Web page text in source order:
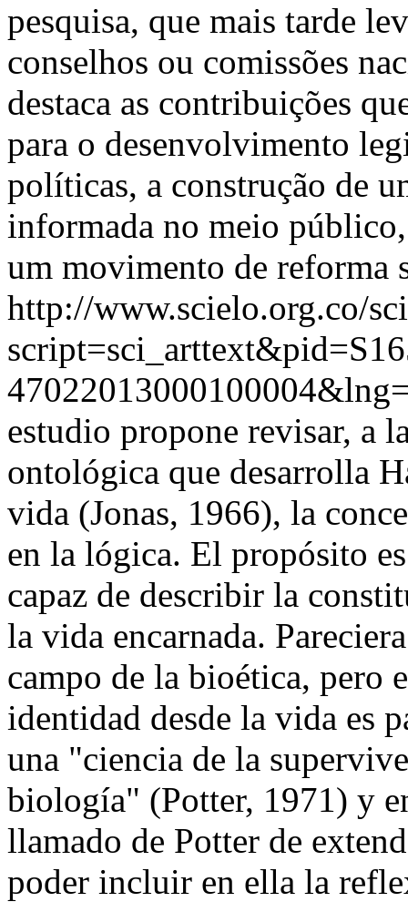
pesquisa, que mais tarde
conselhos ou comissões
destaca as contribuições
para o desenvolvimento
políticas, a construção de
informada no meio
um movimento de reforma
http://www.scielo.org.co/
estudio propone revisar, a
ontológica que desarrolla
vida (Jonas, 1966), la
en la lógica. El propósito
capaz de describir la
la vida encarnada.
campo de la bioética, pero
identidad desde la vida es
una "ciencia de la
biología" (Potter, 1971) y
llamado de Potter de
poder incluir en ella la